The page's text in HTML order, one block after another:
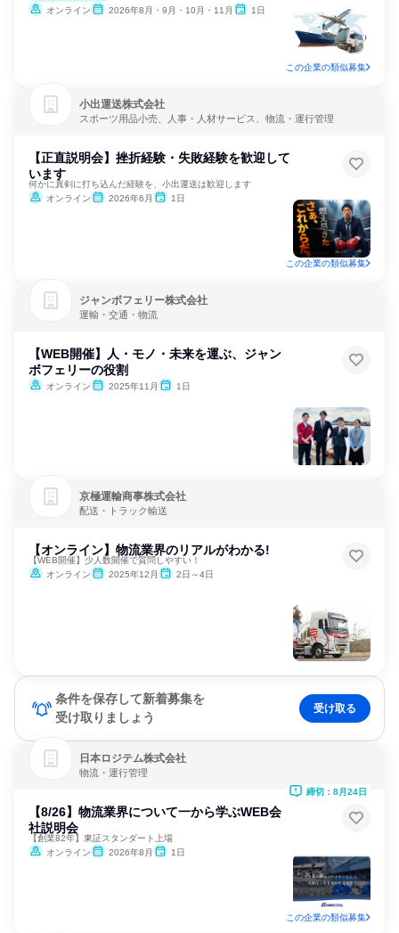
オンライン
2026年8月・9月・10月・11月 1日
この企業の類似募集
小出運送株式会社
スポーツ用品小売、人事・人材サービス、物流・運行管理
【正直説明会】挫折経験・失敗経験を歓迎して
います
何かに真剣に打ち込んだ経験を、小出運送は歓迎します
オンライン
2026年6月 1日
この企業の類似募集
ジャンボフェリー株式会社
運輸・交通・物流
【WEB開催】人・モノ・未来を運ぶ、ジャン
ボフェリーの役割
オンライン 2025年11月 1日
京極運輸商事株式会社
配送・トラック輸送
【オンライン】物流業界のリアルがわかる!
【WEB開催】少人数開催で質問しやすい！
オンライン
2025年12月 2日～4日
条件を保存して新着募集を
受け取りましょう
受け取る
日本ロジテム株式会社
物流・運行管理
【8/26】物流業界について一から学ぶWEB会
社説明会
【創業82年】東証スタンダート上場
オンライン
2026年8月 1日
締切：8月24日
この企業の類似募集